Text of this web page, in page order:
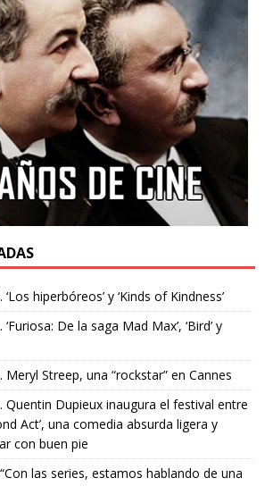
hiperbóreos’ y ‘Kinds of Kindness’
De la saga Mad Max’, ‘Bird’ y
Meryl Streep, una “rockstar” en Cannes
Quentin Dupieux inaugura el festival entre
Act’, una comedia absurda ligera y
con buen pie
las series, estamos hablando de una